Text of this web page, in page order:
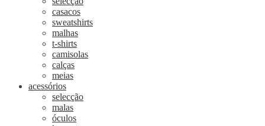
casacos
sweatshirts
malhas
t-shirts
camisolas
calças
meias
acessórios
selecção
malas
óculos